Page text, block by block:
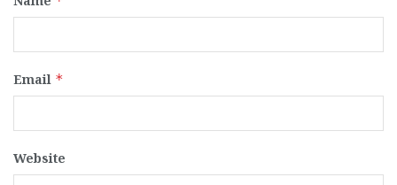
Email *
Website